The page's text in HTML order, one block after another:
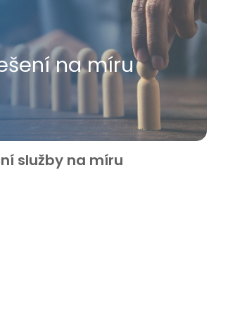
na míru
služby na míru